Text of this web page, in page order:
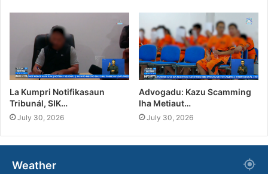
La Kumpri Notifikasaun
Tribunál, SIK…
July 30, 2026
Advogadu: Kazu Scamming
Iha Metiaut…
July 30, 2026
Weather